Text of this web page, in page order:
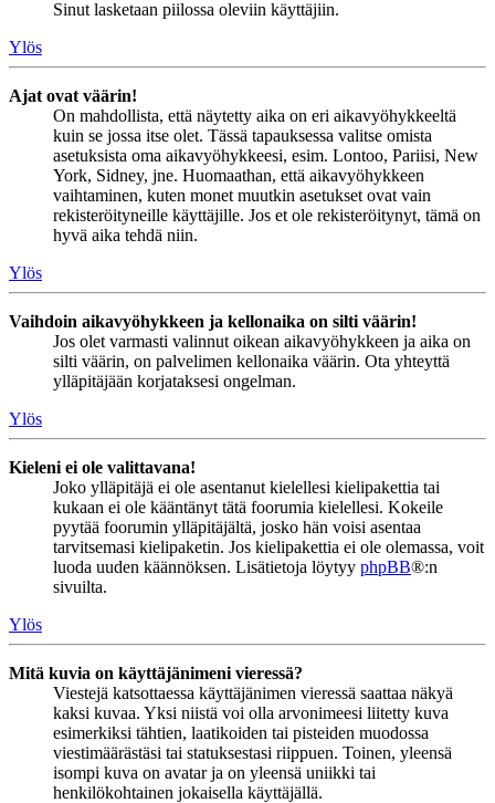
Sinut lasketaan piilossa oleviin käyttäjiin.
Ylös
Ajat ovat väärin!
On mahdollista, että näytetty aika on eri aikavyöhykkeeltä
kuin se jossa itse olet. Tässä tapauksessa valitse omista
asetuksista oma aikavyöhykkeesi, esim. Lontoo, Pariisi, New
York, Sidney, jne. Huomaathan, että aikavyöhykkeen
vaihtaminen, kuten monet muutkin asetukset ovat vain
rekisteröityneille käyttäjille. Jos et ole rekisteröitynyt, tämä on
hyvä aika tehdä niin.
Ylös
Vaihdoin aikavyöhykkeen ja kellonaika on silti väärin!
Jos olet varmasti valinnut oikean aikavyöhykkeen ja aika on
silti väärin, on palvelimen kellonaika väärin. Ota yhteyttä
ylläpitäjään korjataksesi ongelman.
Ylös
Kieleni ei ole valittavana!
Joko ylläpitäjä ei ole asentanut kielellesi kielipakettia tai
kukaan ei ole kääntänyt tätä foorumia kielellesi. Kokeile
pyytää foorumin ylläpitäjältä, josko hän voisi asentaa
tarvitsemasi kielipaketin. Jos kielipakettia ei ole olemassa, voit
luoda uuden käännöksen. Lisätietoja löytyy phpBB®:n
sivuilta.
Ylös
Mitä kuvia on käyttäjänimeni vieressä?
Viestejä katsottaessa käyttäjänimen vieressä saattaa näkyä
kaksi kuvaa. Yksi niistä voi olla arvonimeesi liitetty kuva
esimerkiksi tähtien, laatikoiden tai pisteiden muodossa
viestimäärästäsi tai statuksestasi riippuen. Toinen, yleensä
isompi kuva on avatar ja on yleensä uniikki tai
henkilökohtainen jokaisella käyttäjällä.